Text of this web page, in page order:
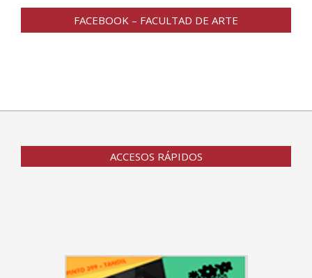
FACEBOOK – FACULTAD DE ARTE
ACCESOS RÁPIDOS